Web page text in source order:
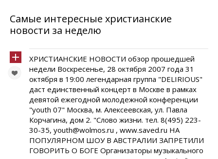
Самые интересные христианские
новости за неделю
ХРИСТИАНСКИЕ НОВОСТИ обзор прошедшей
недели Воскресенье, 28 октября 2007 года 31
октября в 19:00 легендарная группа "DELIRIOUS"
даст единственный концерт в Москве в рамках
девятой ежегодной молодежной конференции
"youth 07" Москва, м. Алексеевская, ул. Павла
Корчагина, дом 2. "Слово жизни. тел. 8(495) 223-
30-35, youth@wolmos.ru , www.saved.ru НА
ПОПУЛЯРHОМ ШОУ В АВСТРАЛИИ ЗАПРЕТИЛИ
ГОВОРИТЬ О БОГЕ Организаторы музыкального